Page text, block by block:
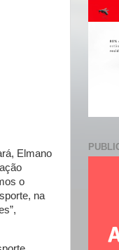
Elmano
o
na